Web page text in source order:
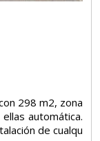
298 m2, zona
automática.
de cualqu